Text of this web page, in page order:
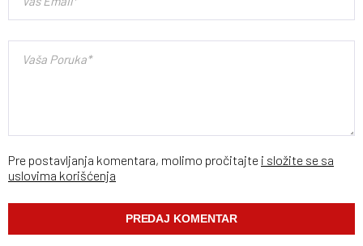
Pre postavljanja komentara, molimo pročitajte i složite se sa
uslovima korišćenja